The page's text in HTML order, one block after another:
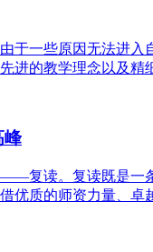
于一些原因无法进
进的教学理念以及
峰
复读。复读既是
优质的师资力量、